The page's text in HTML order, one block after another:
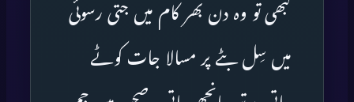
کبھی تو وہ دن بھر کام میں جتی رسوئی
میں سِل بٹے پر مسالا جات کوٹے